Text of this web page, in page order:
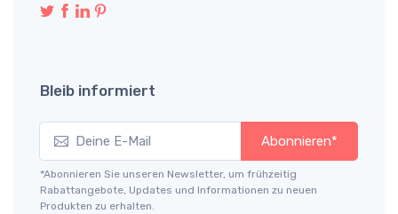
Bleib informiert
Abonnieren*
*Abonnieren Sie unseren Newsletter, um frühzeitig
Rabattangebote, Updates und Informationen zu neuen
Produkten zu erhalten.